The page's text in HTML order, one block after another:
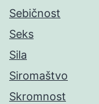
Sebičnost
Seks
Sila
Siromaštvo
Skromnost